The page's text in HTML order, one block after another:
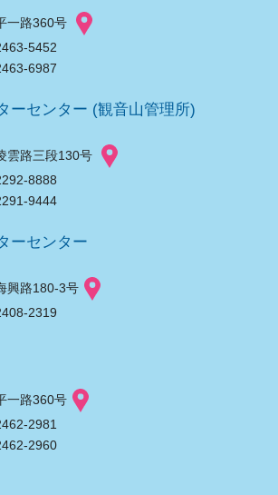
一路360号
5452
6987
ーセンター (観音山管理所)
雲路三段130号
8888
9444
ーセンター
興路180-3号
2319
一路360号
2981
2960